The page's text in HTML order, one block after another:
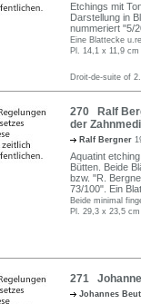
Etchings mit
Darstellung in
nummeriert "5/
Eine Blattecke
Pl. 14,1 x 11,9
Droit-de-suite of
270 Ralf
der
Ralf Bergner
Aquatint
Bütten. Beide
bzw. "R.
73/100". Ein
Beide minimal
Pl. 29,3 x 23,5
271
Johannes